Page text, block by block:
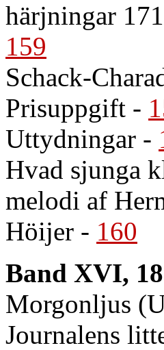
härjningar
159
Schack-
Prisuppgift -
Uttydningar -
Hvad sjunga
melodi af
Höijer - 160
Band XVI,
Morgonljus
Journalens